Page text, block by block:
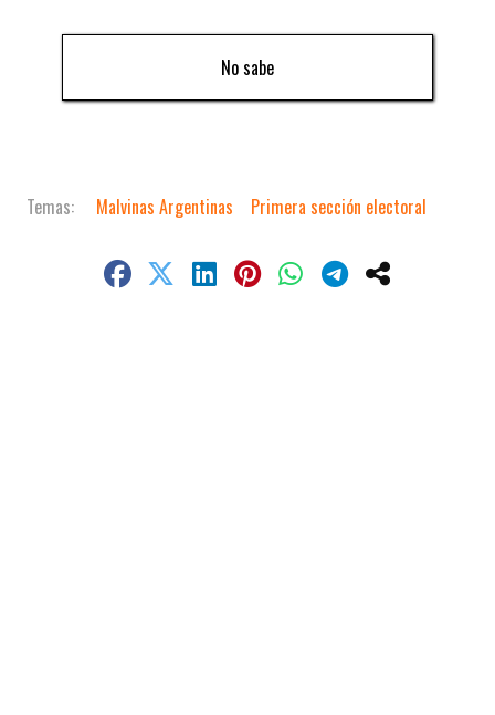
No sabe
Malvinas Argentinas Primera sección electoral